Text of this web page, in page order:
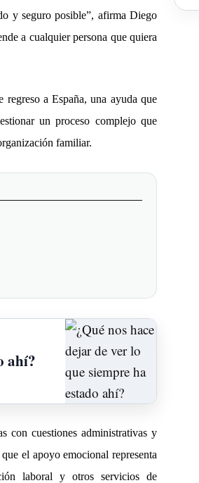
y seguro posible”, afirma Diego
a cualquier persona que quiera
regreso a España, una ayuda que
un proceso complejo que
n familiar.
ahí?
con cuestiones administrativas y
el apoyo emocional representa
laboral y otros servicios de